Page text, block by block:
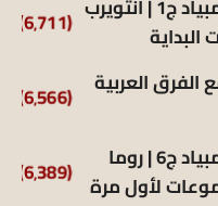
تاريخ مصر الكروي في الأولمبياد ج1 | أنتويرب (6٬711)
الفرق العربية
(6٬566)
تاريخ مصر الكروي في الأولمبياد ج6 | روما
(6٬389)